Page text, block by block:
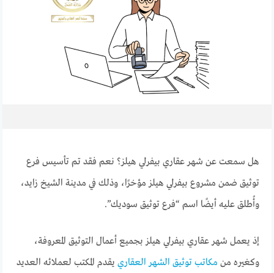
هل سمعت عن شهر عقاري بيفرلي هيلز؟ نعم فقد تم تأسيس فرع
توثيق ضمن مشروع بيفرلي هيلز مؤخرًا، وذلك في مدينة الشيخ زايد،
وأُطلق عليه أيضًا اسم “فرع توثيق سوديك”.
إذ يعمل شهر عقاري بيفرلي هيلز بجميع أعمال التوثيق المعروفة،
وكغيره من مكاتب توثيق الشهر العقاري يقدم المكتب لعملائه العديد